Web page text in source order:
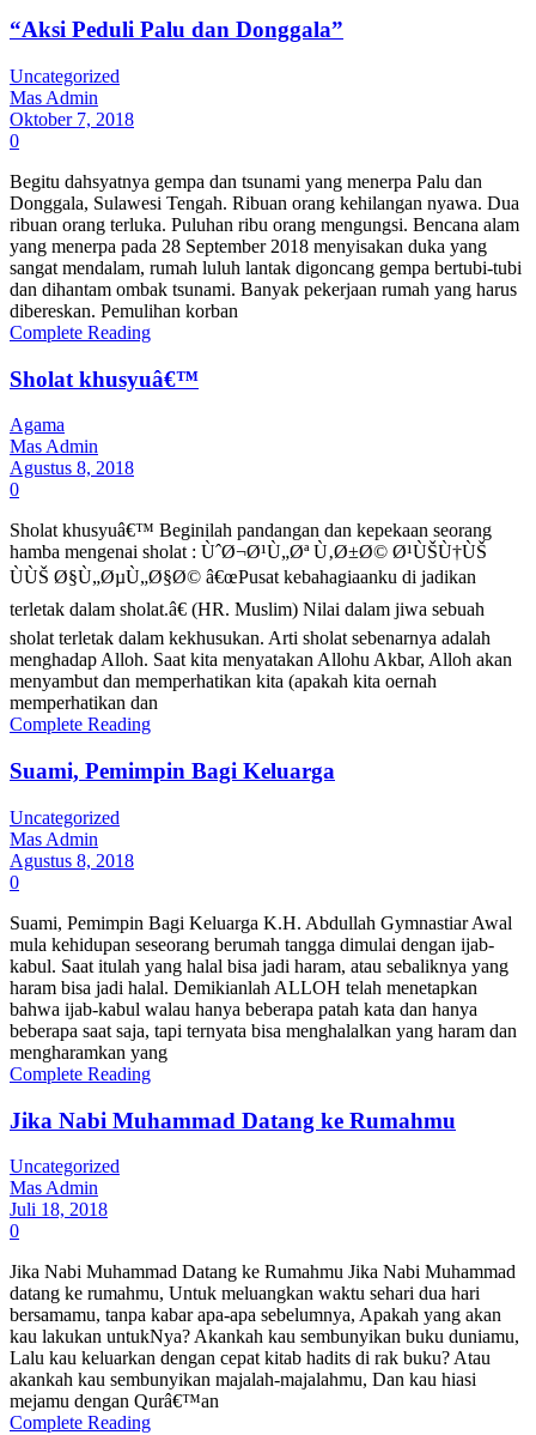
“Aksi Peduli Palu dan Donggala”
Uncategorized
Mas Admin
Oktober 7, 2018
0
Begitu dahsyatnya gempa dan tsunami yang menerpa Palu dan
Donggala, Sulawesi Tengah. Ribuan orang kehilangan nyawa. Dua
ribuan orang terluka. Puluhan ribu orang mengungsi. Bencana alam
yang menerpa pada 28 September 2018 menyisakan duka yang
sangat mendalam, rumah luluh lantak digoncang gempa bertubi-tubi
dan dihantam ombak tsunami. Banyak pekerjaan rumah yang harus
dibereskan. Pemulihan korban
Complete Reading
Sholat khusyuâ€™
Agama
Mas Admin
Agustus 8, 2018
0
Sholat khusyuâ€™ Beginilah pandangan dan kepekaan seorang
hamba mengenai sholat : ÙˆØ¬Ø¹Ù„Øª Ù‚Ø±Ø© Ø¹ÙŠÙ†ÙŠ
ÙÙŠ Ø§Ù„ØµÙ„Ø§Ø© â€œPusat kebahagiaanku di jadikan
terletak dalam sholat.â€ (HR. Muslim) Nilai dalam jiwa sebuah
sholat terletak dalam kekhusukan. Arti sholat sebenarnya adalah
menghadap Alloh. Saat kita menyatakan Allohu Akbar, Alloh akan
menyambut dan memperhatikan kita (apakah kita oernah
memperhatikan dan
Complete Reading
Suami, Pemimpin Bagi Keluarga
Uncategorized
Mas Admin
Agustus 8, 2018
0
Suami, Pemimpin Bagi Keluarga K.H. Abdullah Gymnastiar Awal
mula kehidupan seseorang berumah tangga dimulai dengan ijab-
kabul. Saat itulah yang halal bisa jadi haram, atau sebaliknya yang
haram bisa jadi halal. Demikianlah ALLOH telah menetapkan
bahwa ijab-kabul walau hanya beberapa patah kata dan hanya
beberapa saat saja, tapi ternyata bisa menghalalkan yang haram dan
mengharamkan yang
Complete Reading
Jika Nabi Muhammad Datang ke Rumahmu
Uncategorized
Mas Admin
Juli 18, 2018
0
Jika Nabi Muhammad Datang ke Rumahmu Jika Nabi Muhammad
datang ke rumahmu, Untuk meluangkan waktu sehari dua hari
bersamamu, tanpa kabar apa-apa sebelumnya, Apakah yang akan
kau lakukan untukNya? Akankah kau sembunyikan buku duniamu,
Lalu kau keluarkan dengan cepat kitab hadits di rak buku? Atau
akankah kau sembunyikan majalah-majalahmu, Dan kau hiasi
mejamu dengan Qurâ€™an
Complete Reading